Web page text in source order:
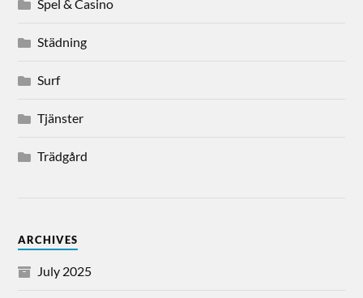
Spel & Casino
Städning
Surf
Tjänster
Trädgård
ARCHIVES
July 2025